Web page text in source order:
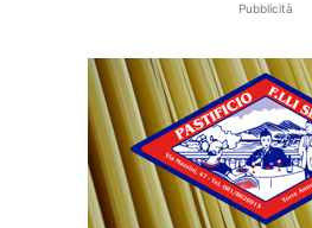
Pubblicità